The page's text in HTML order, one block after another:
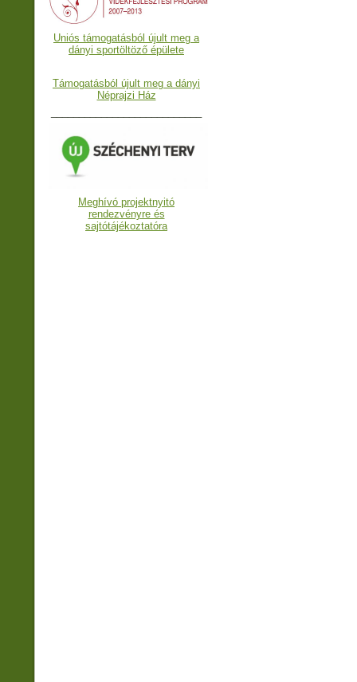
Uniós támogatásból újult meg a
dányi sportöltöző épülete
Támogatásból újult meg a dányi
Néprajzi Ház
Meghívó projektnyitó
rendezvényre és
sajtótájékoztatóra